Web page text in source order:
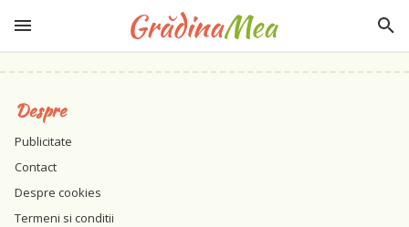
Despre
Publicitate
Contact
Despre cookies
Termeni si conditii